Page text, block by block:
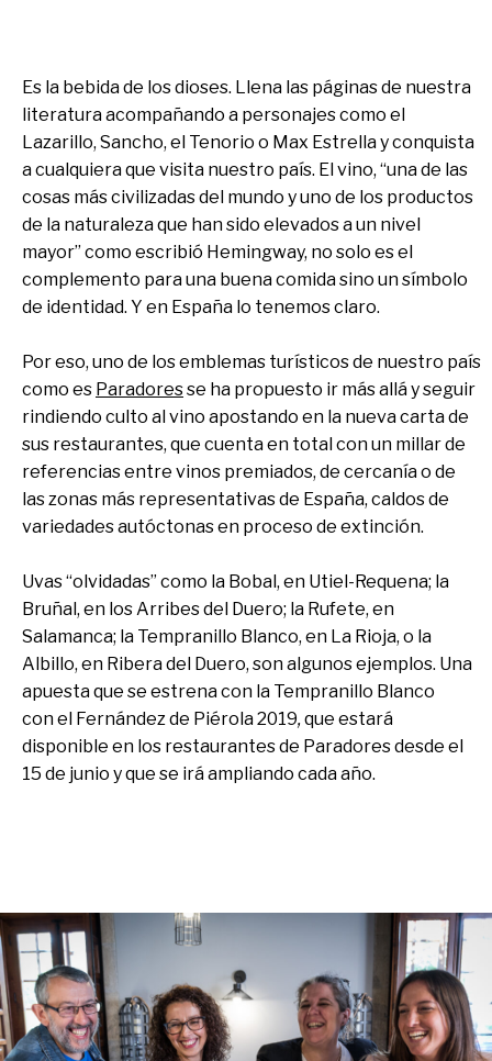
Es la bebida de los dioses. Llena las páginas de nuestra
literatura acompañando a personajes como el
Lazarillo, Sancho, el Tenorio o Max Estrella y conquista
a cualquiera que visita nuestro país. El vino, “una de las
cosas más civilizadas del mundo y uno de los productos
de la naturaleza que han sido elevados a un nivel
mayor” como escribió Hemingway, no solo es el
complemento para una buena comida sino un símbolo
de identidad. Y en España lo tenemos claro.
Por eso, uno de los emblemas turísticos de nuestro país
como es Paradoresse ha propuesto ir más allá y seguir
rindiendo culto al vino apostando en la nueva carta de
sus restaurantes, que cuenta en total con un millar de
referencias entre vinos premiados, de cercanía o de
las zonas más representativas de España, caldos de
variedades autóctonas en proceso de extinción.
Uvas “olvidadas” como la Bobal, en Utiel-Requena; la
Bruñal, en los Arribes del Duero; la Rufete, en
Salamanca; la Tempranillo Blanco, en La Rioja, o la
Albillo, en Ribera del Duero, son algunos ejemplos. Una
apuesta que se estrena con la Tempranillo Blanco
conel Fernández de Piérola 2019,que estará
disponible en los restaurantes de Paradores desde el
15 de junio y que se irá ampliando cada año.